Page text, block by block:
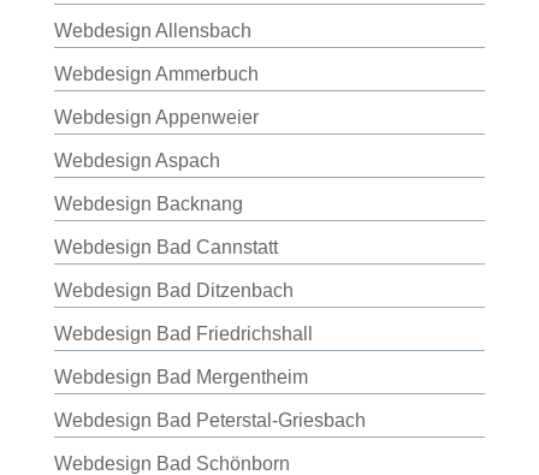
Webdesign Allensbach
Webdesign Ammerbuch
Webdesign Appenweier
Webdesign Aspach
Webdesign Backnang
Webdesign Bad Cannstatt
Webdesign Bad Ditzenbach
Webdesign Bad Friedrichshall
Webdesign Bad Mergentheim
Webdesign Bad Peterstal-Griesbach
Webdesign Bad Schönborn